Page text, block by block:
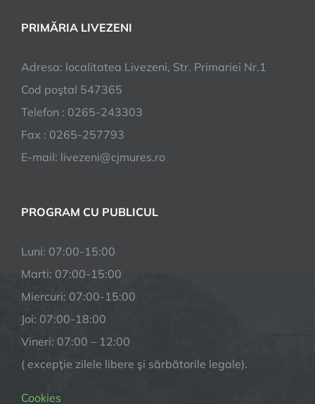
PRIMĂRIA LIVEZENI
Adresa: localitatea Livezeni, Str. Primariei Nr.1
Cod poştal 547365
Telefon : 0265-243303
Fax : 0265-257793
E-mail: livezeni@cjmures.ro
PROGRAM CU PUBLICUL
Luni: 07:00-15:00
Marti: 07:00-15:00
Miercuri: 07:00-15:00
Joi: 07:00-18:00
Vineri: 07:00 – 12:00
( excepţie zilele libere şi sărbătorile legale).
Cookies